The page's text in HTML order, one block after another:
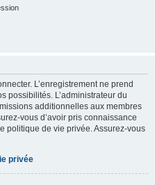
L’enregistrement ne prend
possibilités. L’administrateur du
additionnelles aux membres
vous d’avoir pris connaissance
politique de vie privée. Assurez-vous
privée